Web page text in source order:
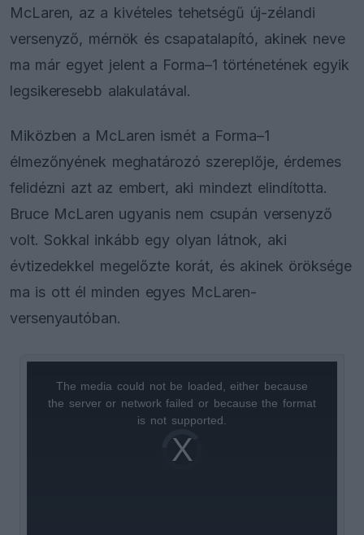
McLaren, az a kivételes tehetségű új-zélandi
versenyző, mérnök és csapatalapító, akinek neve
ma már egyet jelent a Forma–1 történetének egyik
legsikeresebb alakulatával.
Miközben a McLaren ismét a Forma–1
élmezőnyének meghatározó szereplője, érdemes
felidézni azt az embert, aki mindezt elindította.
Bruce McLaren ugyanis nem csupán versenyző
volt. Sokkal inkább egy olyan látnok, aki
évtizedekkel megelőzte korát, és akinek öröksége
ma is ott él minden egyes McLaren-
versenyautóban.
Video
Player
loading.
The media could not be loaded, either because
the server or network failed or because the format
is not supported.